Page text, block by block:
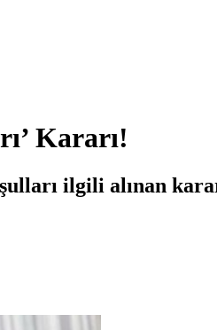
Kararı!
ilgili alınan